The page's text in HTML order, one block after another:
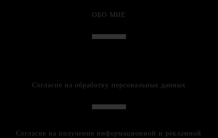
ОБО МНЕ
Согласие на обработку персональных данных
Согласие на получение информационной и рекламной